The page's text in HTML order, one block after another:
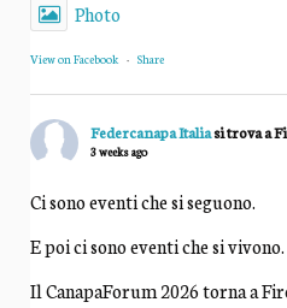
Photo
View on Facebook · Share
Federcanapa Italiasi trova a
3 weeks ago
Ci sono eventi che si seguono.
E poi ci sono eventi che si vivono.
Il CanapaForum 2026 torna a